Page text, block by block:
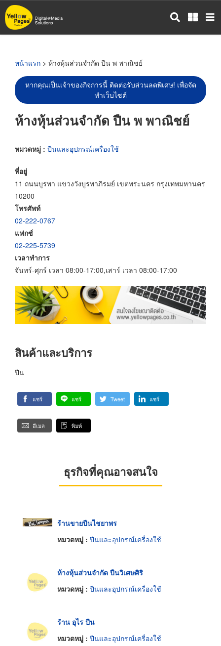
ข้าม
ไป
หน้าแรก > ห้างหุ้นส่วนจำกัด ปืน พ พาณิชย์
หากคุณเป็นเจ้าของกิจการนี้ ติดต่อรับส่วนลดพิเศษ! เพื่อจัด
ทำเว็บไซต์
ห้างหุ้นส่วนจำกัด ปืน พ พาณิชย์
หมวดหมู่ : ปืนและอุปกรณ์เครื่องใช้
ที่อยู่
11 ถนนบูรพา แขวงวังบูรพาภิรมย์ เขตพระนคร กรุงเทพมหานคร
10200
โทรศัพท์
02-222-0767
แฟกซ์
02-225-5739
เวลาทำการ
จันทร์-ศุกร์ เวลา 08:00-17:00,เสาร์ เวลา 08:00-17:00
สินค้าและบริการ
ปืน
แชร์ แชร์ Tweet แชร์
อีเมล พิมพ์
ธุรกิจที่คุณอาจสนใจ
ร้านขายปืนไชยาพร
หมวดหมู่ : ปืนและอุปกรณ์เครื่องใช้
ห้างหุ้นส่วนจำกัด ปืนวิเศษศิริ
หมวดหมู่ : ปืนและอุปกรณ์เครื่องใช้
ร้าน อุไร ปืน
หมวดหมู่ : ปืนและอุปกรณ์เครื่องใช้